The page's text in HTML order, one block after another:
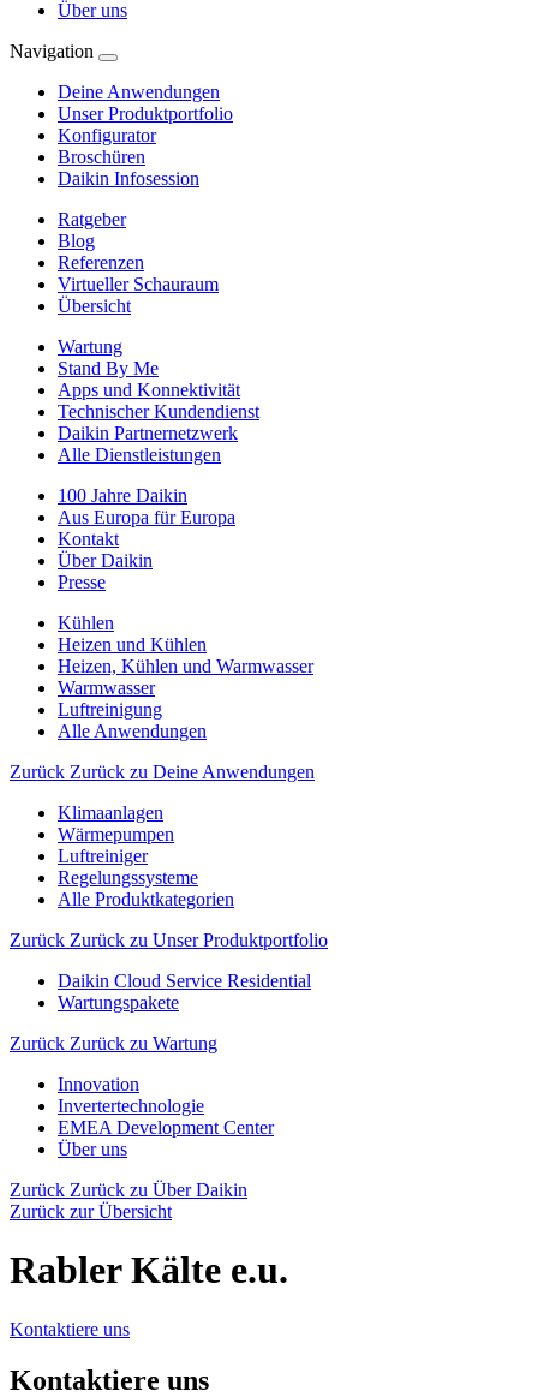
Über uns
Navigation
Deine Anwendungen
Unser Produktportfolio
Konfigurator
Broschüren
Daikin Infosession
Ratgeber
Blog
Referenzen
Virtueller Schauraum
Übersicht
Wartung
Stand By Me
Apps und Konnektivität
Technischer Kundendienst
Daikin Partnernetzwerk
Alle Dienstleistungen
100 Jahre Daikin
Aus Europa für Europa
Kontakt
Über Daikin
Presse
Kühlen
Heizen und Kühlen
Heizen, Kühlen und Warmwasser
Warmwasser
Luftreinigung
Alle Anwendungen
Zurück Zurück zu Deine Anwendungen
Klimaanlagen
Wärmepumpen
Luftreiniger
Regelungssysteme
Alle Produktkategorien
Zurück Zurück zu Unser Produktportfolio
Daikin Cloud Service Residential
Wartungspakete
Zurück Zurück zu Wartung
Innovation
Invertertechnologie
EMEA Development Center
Über uns
Zurück Zurück zu Über Daikin
Zurück zur Übersicht
Rabler Kälte e.u.
Kontaktiere uns
Kontaktiere uns